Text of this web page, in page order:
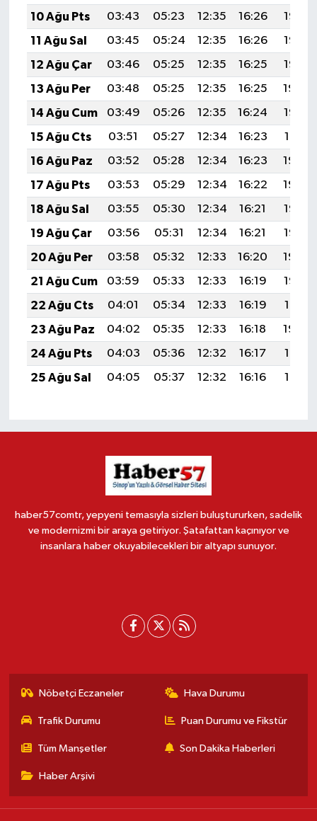
10 Ağu Pts
03:43 05:23 12:35 16:26
19:38
11 Ağu Sal
03:45 05:24 12:35 16:26
19:37
12 Ağu Çar
03:46 05:25 12:35 16:25
19:35
13 Ağu Per
03:48 05:25 12:35 16:25
19:34
14 Ağu Cum
03:49 05:26 12:35 16:24
19:33
15 Ağu Cts
03:51 05:27 12:34 16:23
19:31
16 Ağu Paz
03:52 05:28 12:34 16:23
19:30
17 Ağu Pts
03:53 05:29 12:34 16:22
19:29
18 Ağu Sal
03:55 05:30 12:34 16:21
19:27
19 Ağu Çar
03:56 05:31 12:34 16:21
19:26
20 Ağu Per
03:58 05:32 12:33 16:20
19:24
21 Ağu Cum
03:59 05:33 12:33 16:19
19:23
22 Ağu Cts
04:01 05:34 12:33 16:19
19:21
23 Ağu Paz
04:02 05:35 12:33 16:18
19:20
24 Ağu Pts
04:03 05:36 12:32 16:17
19:18
25 Ağu Sal
04:05 05:37 12:32 16:16 19:17
haber57comtr, yepyeni temasıyla sizleri buluştururken, sadelik
ve modernizmi bir araya getiriyor. Şatafattan kaçınıyor ve
insanlara haber okuyabilecekleri bir altyapı sunuyor.
Nöbetçi Eczaneler Hava Durumu
Trafik Durumu Puan Durumu ve Fikstür
Tüm Manşetler Son Dakika Haberleri
Haber Arşivi